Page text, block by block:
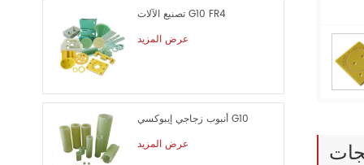
تصنيع الآلات G10 FR4
عرض المزيد
أنبوب زجاجي إيبوكسي G10
عرض المزيد